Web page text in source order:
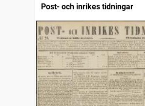
Post- och inrikes tidningar